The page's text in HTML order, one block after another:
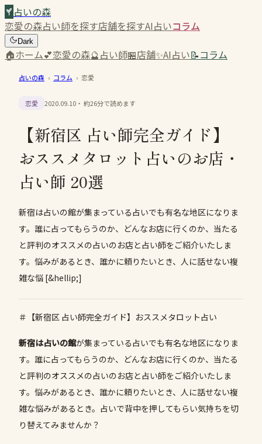
占いの森
恋愛の森占い師を探す店舗を探すAI占いコラム
Dark
🏠ホーム💕恋愛の森🔮占い師🏪店舗✨AI占い📝コラム
占いの森 › コラム › 恋愛
恋愛 2020.09.10 ・ 約26分で読めます
【新宿区 占い師完全ガイド】
おススメタロット占いのお店・
占い師 20選
新宿は占いの館が集まっている占いでも有名な地区になりま
す。誰に占ってもらうのか、どんなお店に行くのか、当たる
と評判のオススメの占いのお店と占い師をご紹介いたしま
す。悩みがあるとき、誰かに頼りたいとき、人に話せない複
雑な悩 [&hellip;]
＃【新宿区 占い師完全ガイド】おススメタロット占い
新宿は占いの館が集まっている占いでも有名な地区になりま
す。誰に占ってもらうのか、どんなお店に行くのか、当たる
と評判のオススメの占いのお店と占い師をご紹介いたしま
す。悩みがあるとき、誰かに頼りたいとき、人に話せない複
雑な悩みがあるとき。占いで背中を押してもらい気持ちを切
り替えてみませんか？